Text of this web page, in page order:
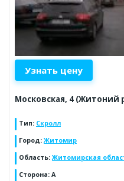
Узнать цену
Московская, 4 (Житоний
Тип: Скролл
Город: Житомир
Область: Житомирская
Сторона: A